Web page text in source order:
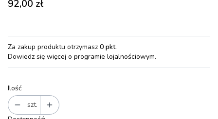
Cena
92,00 zł
Za zakup produktu otrzymasz 0 pkt.
Dowiedz się więcej o programie lojalnościowym.
Ilość
szt.